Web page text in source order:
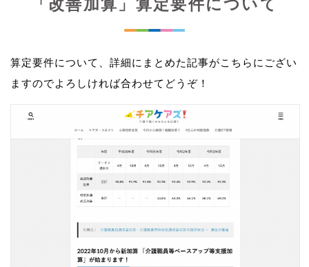
「改善加算」算定要件について
算定要件について、詳細にまとめた記事がこちらにござい
ますのでよろしければ合わせてどうぞ！